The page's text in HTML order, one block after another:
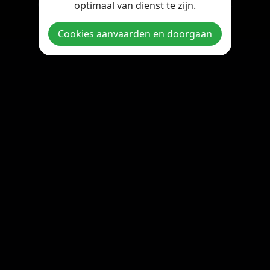
Copyright © 2026 StreamOnline.be. All rights reserved.
optimaal van dienst te zijn.
Cookies aanvaarden en doorgaan